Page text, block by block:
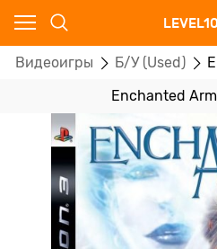
Видеоигры Б/У (Used)
Enchanted
Ваш город - Москва,
угадали?
ДА НЕТ